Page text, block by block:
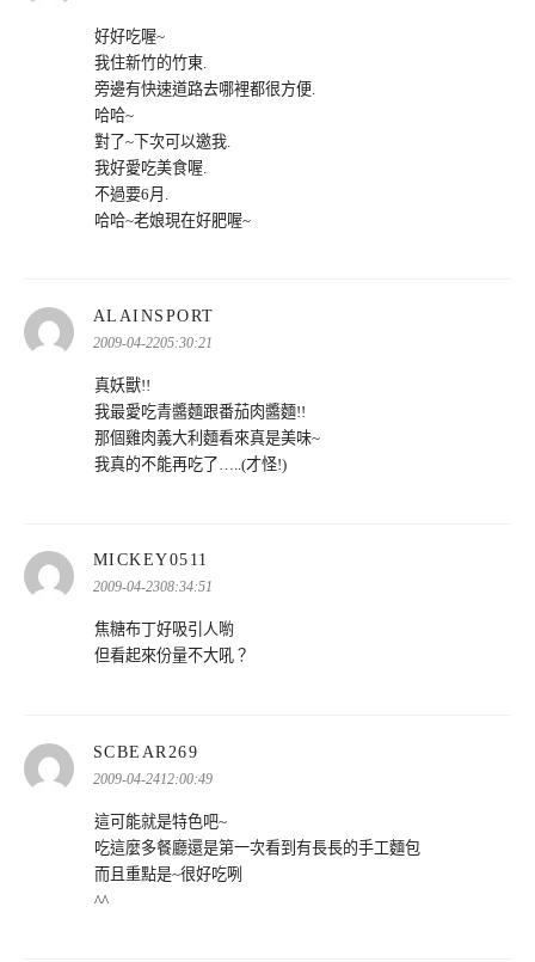
好好吃喔~
我住新竹的竹東.
旁邊有快速道路去哪裡都很方便.
哈哈~
對了~下次可以邀我.
我好愛吃美食喔.
不過要6月.
哈哈~老娘現在好肥喔~
ALAINSPORT
2009-04-2205:30:21
真妖獸!!
我最愛吃青醬麵跟番茄肉醬麵!!
那個雞肉義大利麵看來真是美味~
我真的不能再吃了…..(才怪!)
MICKEY0511
示:
2009-04-2308:34:51
焦糖布丁好吸引人喲
但看起來份量不大吼？
SCBEAR269
示:
2009-04-2412:00:49
這可能就是特色吧~
吃這麼多餐廳還是第一次看到有長長的手工麵包
而且重點是~很好吃咧
^^